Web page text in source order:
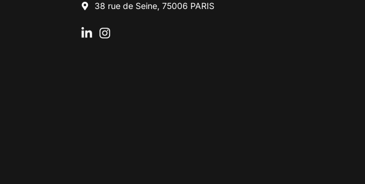
38 rue de Seine, 75006 PARIS